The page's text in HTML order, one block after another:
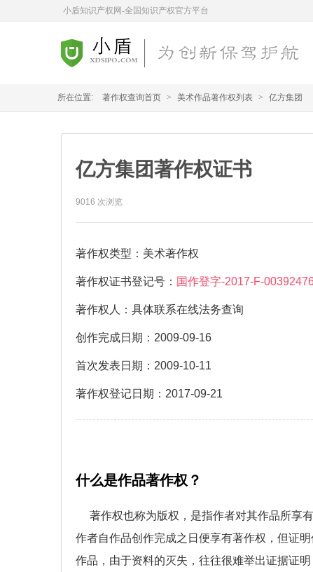
小盾知识产权网-全国知识产权官方平台
所在位置: 著作权查询首页 > 美术作品著作权列表 > 亿方集团
亿方集团著作权证书
9016 次浏览
著作权类型： 美术著作权
著作权证书登记号： 国作登字-2017-F-
著作权人： 具体联系在线法务查询
创作完成日期： 2009-09-16
首次发表日期： 2009-10-11
著作权登记日期： 2017-09-21
什么是作品著作权？
著作权也称为版权，是指作者对其作品所享
作者自作品创作完成之日便享有著作权，但证
作品，由于资料的灭失，往往很难举出证据证